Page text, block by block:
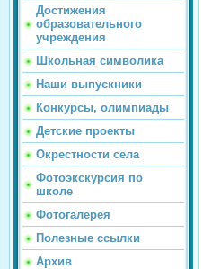
Достижения
образовательного
учреждения
Школьная символика
Наши выпускники
Конкурсы, олимпиады
Детские проекты
Окрестности села
Фотоэкскурсия по
школе
Фотогалерея
Полезные ссылки
Архив